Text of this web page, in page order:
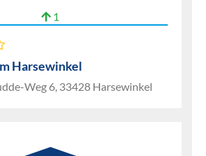
1
Harsewinkel
Weg 6, 33428 Harsewinkel